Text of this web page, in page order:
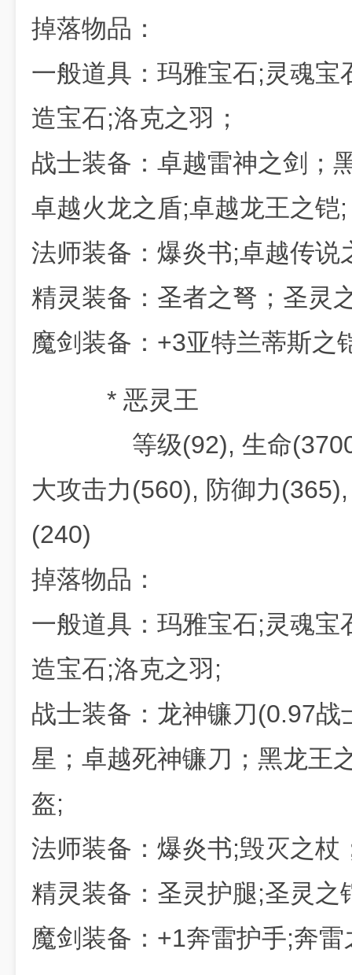
掉落物品：
一般道具：玛雅宝石;灵魂
造宝石;洛克之羽；
战士装备：卓越雷神之剑；
卓越火龙之盾;卓越龙王之铠;
法师装备：爆炎书;卓越传说
精灵装备：圣者之弩；圣灵
魔剑装备：+3亚特兰蒂斯之
* 恶灵王
等级(92), 生命
大攻击力(560), 防御力
(240)
掉落物品：
一般道具：玛雅宝石;灵魂
造宝石;洛克之羽;
战士装备：龙神镰刀(0.97
星；卓越死神镰刀；黑龙王
盔;
法师装备：爆炎书;毁灭之杖
精灵装备：圣灵护腿;圣灵之
魔剑装备：+1奔雷护手;奔雷